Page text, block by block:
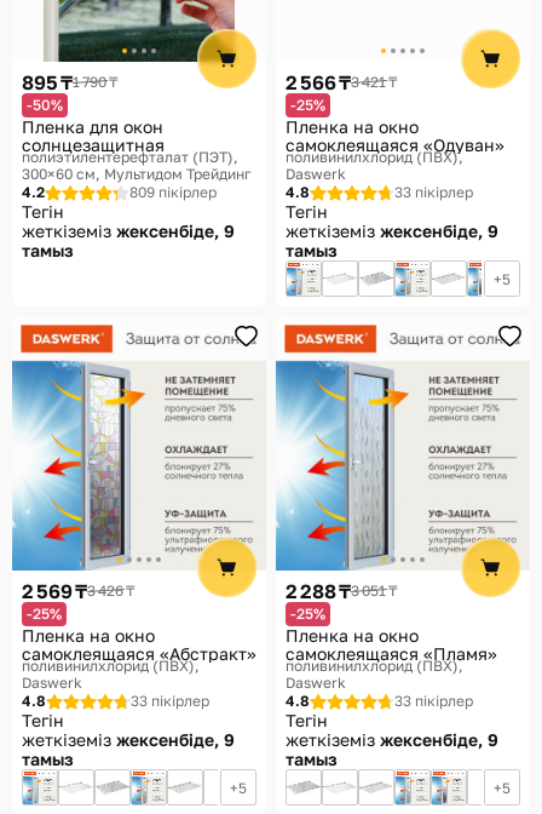
895 ₸1 790 ₸
-50%
Пленка для окон
солнцезащитная
полиэтилентерефталат (ПЭТ),
300×60 см Мультидом Трейдинг
4.2
809 пікірлер
Тегін
жеткіземіз жексенбіде, 9
тамыз
2 566 ₸3 421 ₸
-25%
Пленка на окно
самоклеящаяся «Одуван»
поливинилхлорид (ПВХ)
Daswerk
4.8
33 пікірлер
Тегін
жеткіземіз жексенбіде, 9
тамыз
5
2 569 ₸3 426 ₸
-25%
Пленка на окно
самоклеящаяся «Абстракт»
поливинилхлорид (ПВХ)
Daswerk
4.8
33 пікірлер
Тегін
жеткіземіз жексенбіде, 9
тамыз
5
2 288 ₸3 051 ₸
-25%
Пленка на окно
самоклеящаяся «Пламя»
поливинилхлорид (ПВХ)
Daswerk
4.8
33 пікірлер
Тегін
жеткіземіз жексенбіде, 9
тамыз
5
Көмек
Жеткізу әдістері
Төлем әдістері